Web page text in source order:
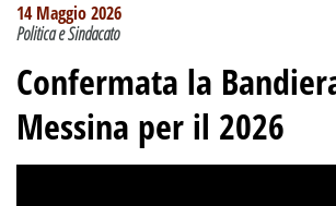
14 Maggio 2026
Politica e Sindacato
Confermata la
Messina per il 2026